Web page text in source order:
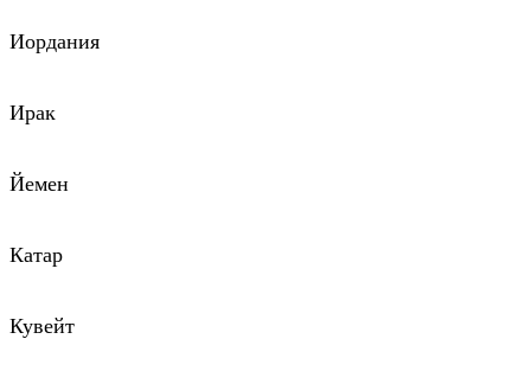
Иордания
Ирак
Йемен
Катар
Кувейт